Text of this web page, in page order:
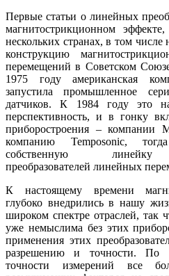
Первые статьи о линейных
магнитострикционном
нескольких странах, в том
конструкцию
перемещений в Советском
1975 го­ду американская
запустила промышленное
датчиков. К 1984 го­ду это
перспективность, и в гонку
приборостроения –
компанию Temposonic,
собственную линейку
преобразователей линейных
К настоящему времени
глубоко внедрились в на­шу
широком спектре отраслей, так
уже немыслима без этих
применения этих
разрешению и точности. По
точности измерений все